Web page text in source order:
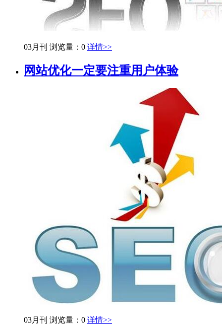
03月刊 浏览量：0 详情>>
网站优化一定要注重用户体验
03月刊 浏览量：0 详情>>